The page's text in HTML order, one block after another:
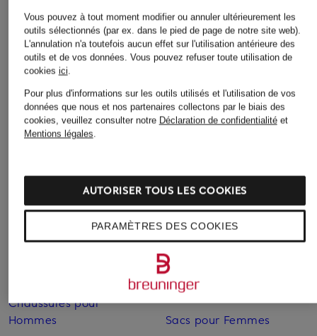
Autres catégories
Bikinis pour Femmes
Blazers pour Femmes
Blouses pour Femmes
Chaussures business pour
Hommes
Chaussures pour Femmes
Chaussures pour
Hommes
pour Femmes
Robes de mariage pour
Femmes
Robes pour Femmes
Robes pour Femmes en
solde
Sacs pour Femmes
Sacs pour Femmes
Vous pouvez à tout moment modifier ou annuler ultérieurement les
outils sélectionnés (par ex. dans le pied de page de notre site web).
L'annulation n'a toutefois aucun effet sur l'utilisation antérieure des
outils et de vos données. Vous pouvez refuser toute utilisation de
cookies ici.
Pour plus d'informations sur les outils utilisés et l'utilisation de vos
données que nous et nos partenaires collectons par le biais des
cookies, veuillez consulter notre Déclaration de confidentialitéet
Mentions légales.
PARAMÈTRES DES COOKIES
AUTORISER TOUS LES COOKIES